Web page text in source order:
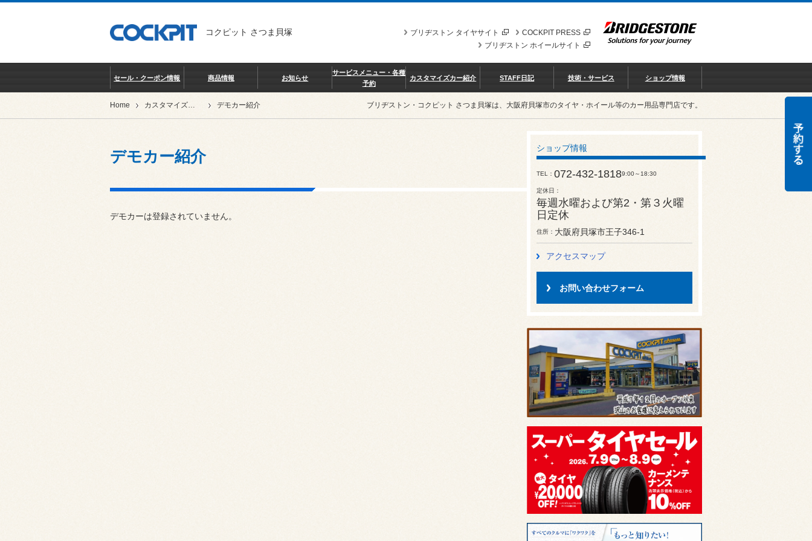
コクピット さつま貝塚 COCKPIT PRESS
ブリヂストン タイヤサイト
ブリヂストン ホイールサイト
セール・クーポン情報 商品情報 お知らせ
サービスメニュー・各種
予約
カスタマイズカー紹介 STAFF日記 技術・サービス ショップ情報
Home カスタマイズカー紹介 デモカー紹介 ブリヂストン・コクピット さつま貝塚は、大阪府貝塚市のタイヤ・ホイール等のカー用品専門店です。
デモカー紹介
デモカーは登録されていません。
ショップ情報
TEL 072-432-18189:00～18:30
定休日
毎週水曜および第2・第３火曜
日定休
住所 大阪府貝塚市王子346-1
アクセスマップ
お問い合わせフォーム